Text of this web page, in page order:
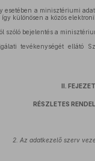
esetében a minisztériumi
különösen a közös
szóló bejelentés a
tevékenységét ellátó
II. FEJEZET
RÉSZLETES
2. Az adatkezelő szerv